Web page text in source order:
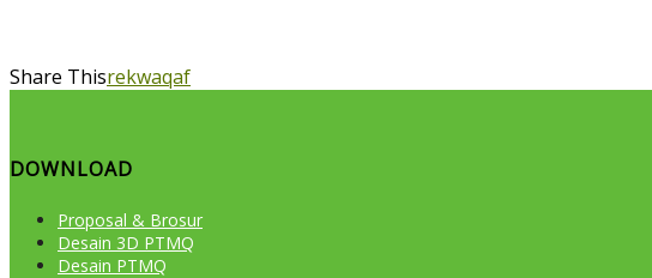
Share Thisrekwaqaf
DOWNLOAD
Proposal & Brosur
Desain 3D PTMQ
Desain PTMQ